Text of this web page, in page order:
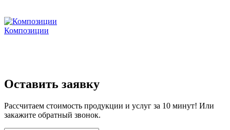
Композиции
Оставить заявку
Рассчитаем стоимость продукции и услуг за 10 минут! Или
закажите обратный звонок.